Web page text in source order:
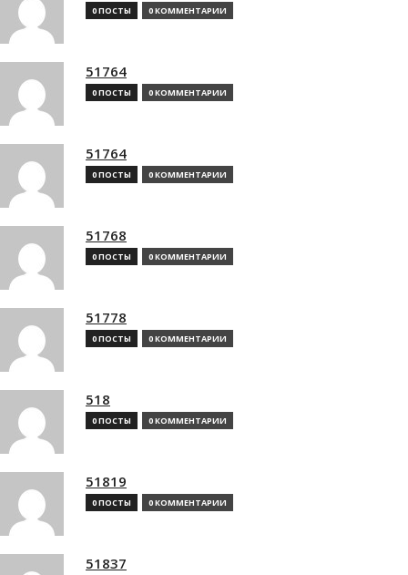
0 ПОСТЫ 0 КОММЕНТАРИИ
51764
0 ПОСТЫ 0 КОММЕНТАРИИ
51764
0 ПОСТЫ 0 КОММЕНТАРИИ
51768
0 ПОСТЫ 0 КОММЕНТАРИИ
51778
0 ПОСТЫ 0 КОММЕНТАРИИ
518
0 ПОСТЫ 0 КОММЕНТАРИИ
51819
0 ПОСТЫ 0 КОММЕНТАРИИ
51837